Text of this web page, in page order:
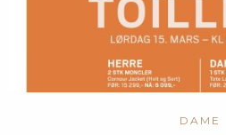
DAME